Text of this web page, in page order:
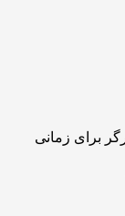
برای زمانی